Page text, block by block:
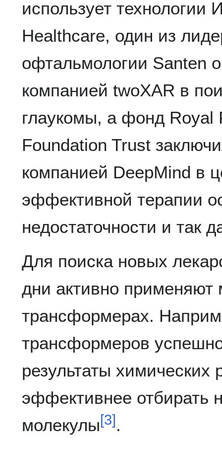
использует
Healthcare, один из
офтальмологии Santen
компанией twoXAR в
глаукомы, а фонд Royal
Foundation Trust
компанией DeepMind в
эффективной терапии
недостаточности и так
Для поиска новых
дни активно
трансформерах.
трансформеров
результаты химических
эффективнее отбирать
молекулы[3] .